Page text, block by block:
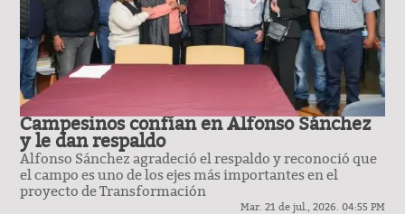
Campesinos confían en Alfonso Sánchez
y le dan respaldo
Alfonso Sánchez agradeció el respaldo y reconoció que
el campo es uno de los ejes más importantes en el
proyecto de Transformación
Mar. 21 de jul., 2026. 04:55 PM